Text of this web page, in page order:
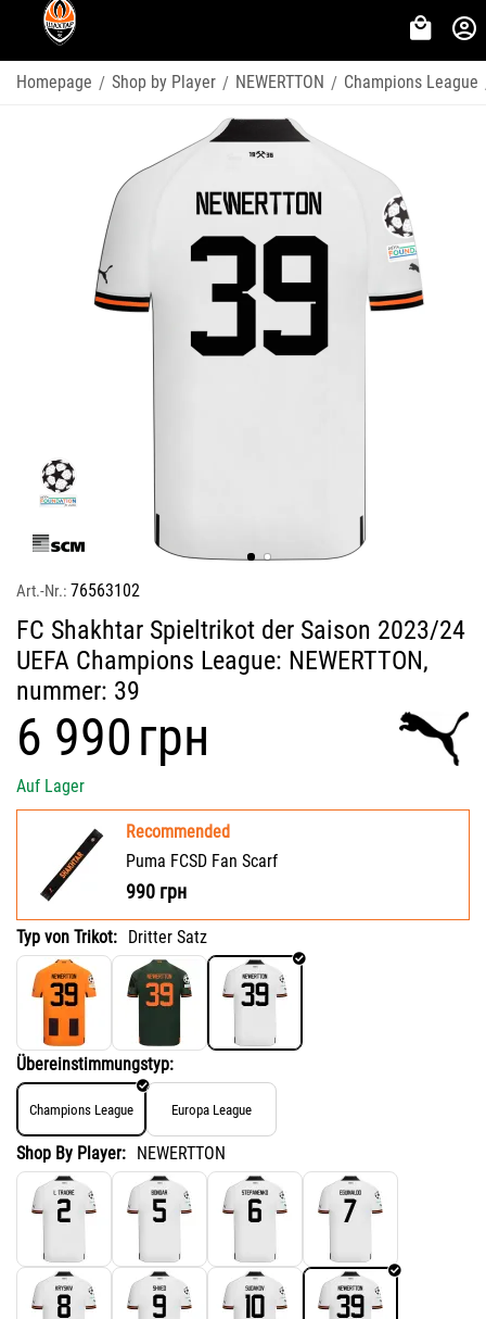
Homepage / Shop by Player / NEWERTTON / Champions League
Art.-Nr.: 76563102
FC Shakhtar Spieltrikot der Saison 2023/24
UEFA Champions League: NEWERTTON,
nummer: 39
‍6 990‍грн
Auf Lager
Recommended
Puma FCSD Fan Scarf
990 грн
Typ von Trikot: Dritter Satz
Übereinstimmungstyp:
Champions League Europa League
Shop By Player: NEWERTTON